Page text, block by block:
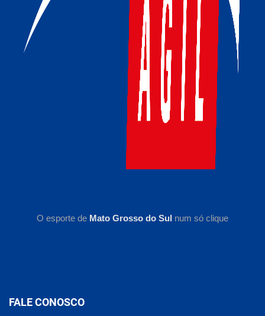
O esporte de Mato Grosso do Sul num só clique
FALE CONOSCO